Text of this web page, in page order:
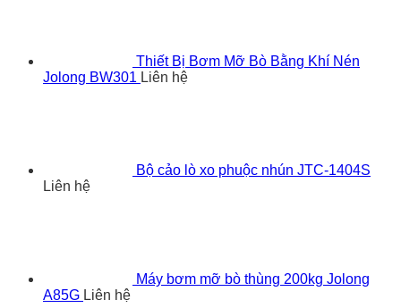
Thiết Bị Bơm Mỡ Bò Bằng Khí Nén
Jolong BW301 Liên hệ
Bộ cảo lò xo phuộc nhún JTC-1404S
Liên hệ
Máy bơm mỡ bò thùng 200kg Jolong
A85G Liên hệ